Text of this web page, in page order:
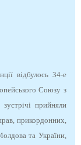
відбулось 34-е
Союзу з
прийняли
прикордонних,
та України,